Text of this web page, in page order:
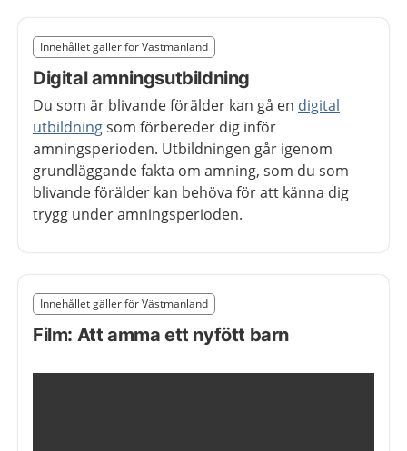
Nedan innehåll gäller region Västmanland
Innehållet gäller för Västmanland
Digital amningsutbildning
Du som är blivande förälder kan gå en digital
utbildningsom förbereder dig inför
amningsperioden. Utbildningen går igenom
grundläggande fakta om amning, som du som
blivande förälder kan behöva för att känna dig
trygg under amningsperioden.
Slut på det regionala tillägget från region Västmanland
Nedan innehåll gäller region Västmanland
Innehållet gäller för Västmanland
Film: Att amma ett nyfött barn
Slut på det regionala tillägget från region Västmanland